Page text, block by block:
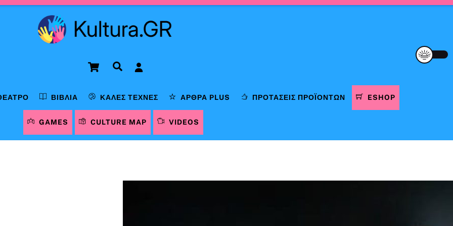
Cart Αναζήτηση
ΒΙΒΛΊΑ ΚΑΛΈΣ ΤΈΧΝΕΣ ΆΡΘΡΑ PLUS ΠΡΟΤΆΣΕΙΣ ΠΡΟΪΌΝΤΩΝ ESHOP
GAMES CULTURE MAP VIDEOS